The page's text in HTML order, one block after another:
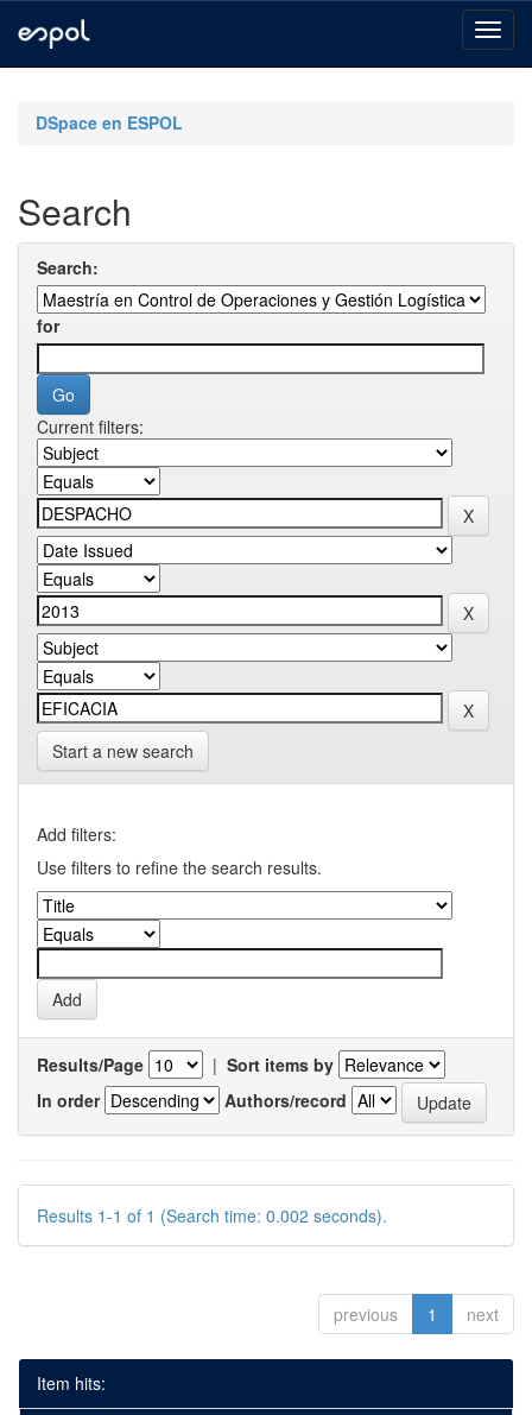
navigationDSpace en ESPOL
Search
Search:
for
Current filters:
Start a new search
Add filters:
Use filters to refine the search results.
Results/Page | Sort items by
In order
Authors/record
Results 1-1 of 1 (Search time: 0.002 seconds).
previous 1 next
Item hits: